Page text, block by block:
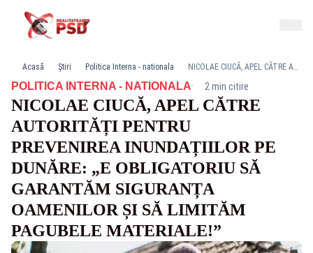
Acasă Știri Politica Interna - nationala NICOLAE CIUCĂ, APEL CĂTRE AUTORITĂȚI PENTRU PREVENIREA INUNDAȚIILOR PE DUNĂRE: „E OBLIGATORIU SĂ GARANTĂM SIGURANȚA OAMENILOR ȘI SĂ LIMITĂM PAGUBELE MATERIALE!”
POLITICA INTERNA - NATIONALA· 2 min citire
NICOLAE CIUCĂ, APEL CĂTRE
AUTORITĂȚI PENTRU
PREVENIREA INUNDAȚIILOR PE
DUNĂRE: „E OBLIGATORIU SĂ
GARANTĂM SIGURANȚA
OAMENILOR ȘI SĂ LIMITĂM
PAGUBELE MATERIALE!”